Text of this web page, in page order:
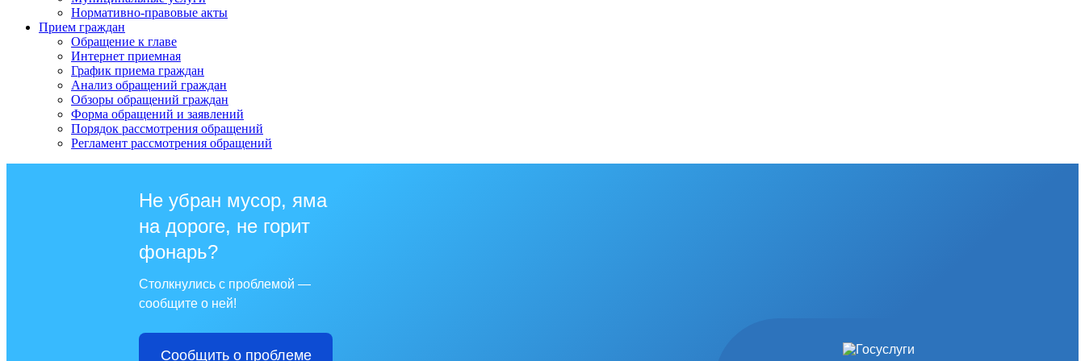
Нормативно-правовые акты
Прием граждан
Обращение к главе
Интернет приемная
График приема граждан
Анализ обращений граждан
Обзоры обращений граждан
Форма обращений и заявлений
Порядок рассмотрения обращений
Регламент рассмотрения обращений
Не убран мусор, яма
на дороге, не горит
фонарь?
Столкнулись с проблемой —
сообщите о ней!
Сообщить о проблеме